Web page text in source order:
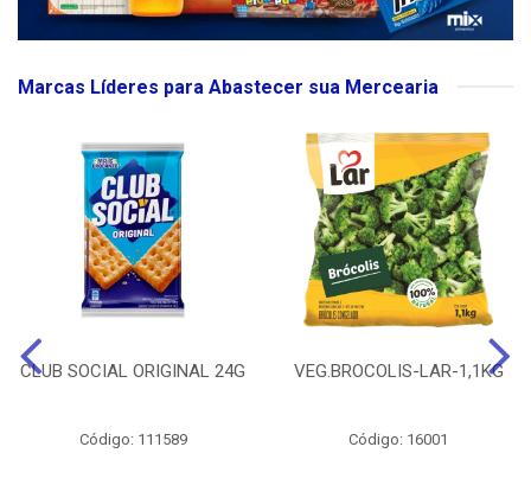
Marcas Líderes para Abastecer sua Mercearia
CLUB SOCIAL ORIGINAL 24G
Código: 111589
VEG.BROCOLIS-LAR-1,1KG
Código: 16001